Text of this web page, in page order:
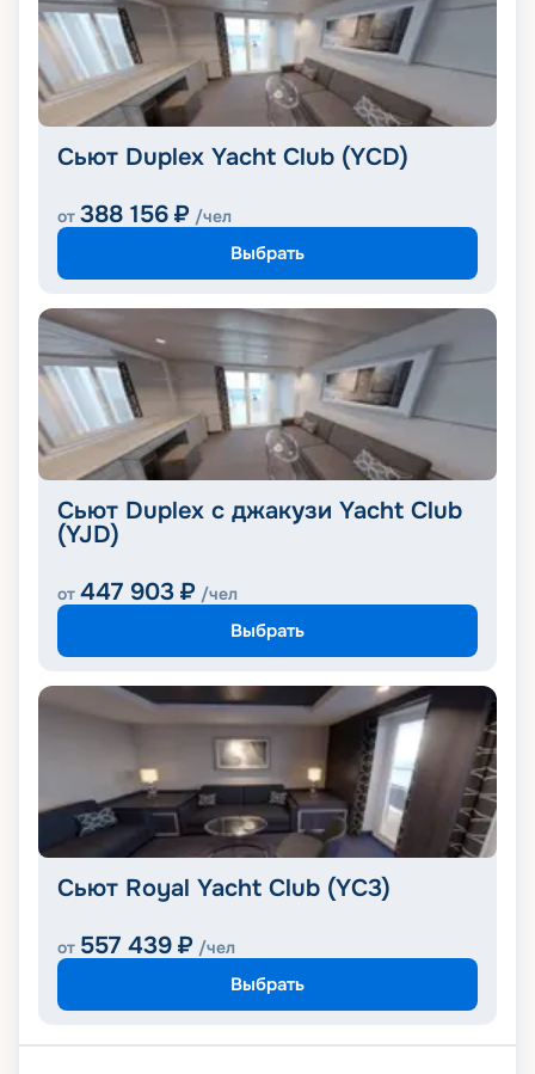
Сьют Duplex Yacht Club (YCD)
от 388 156 ₽ /чел
Выбрать
Сьют Duplex с джакузи Yacht Club
(YJD)
от 447 903 ₽ /чел
Выбрать
Сьют Royal Yacht Club (YC3)
от 557 439 ₽ /чел
Выбрать